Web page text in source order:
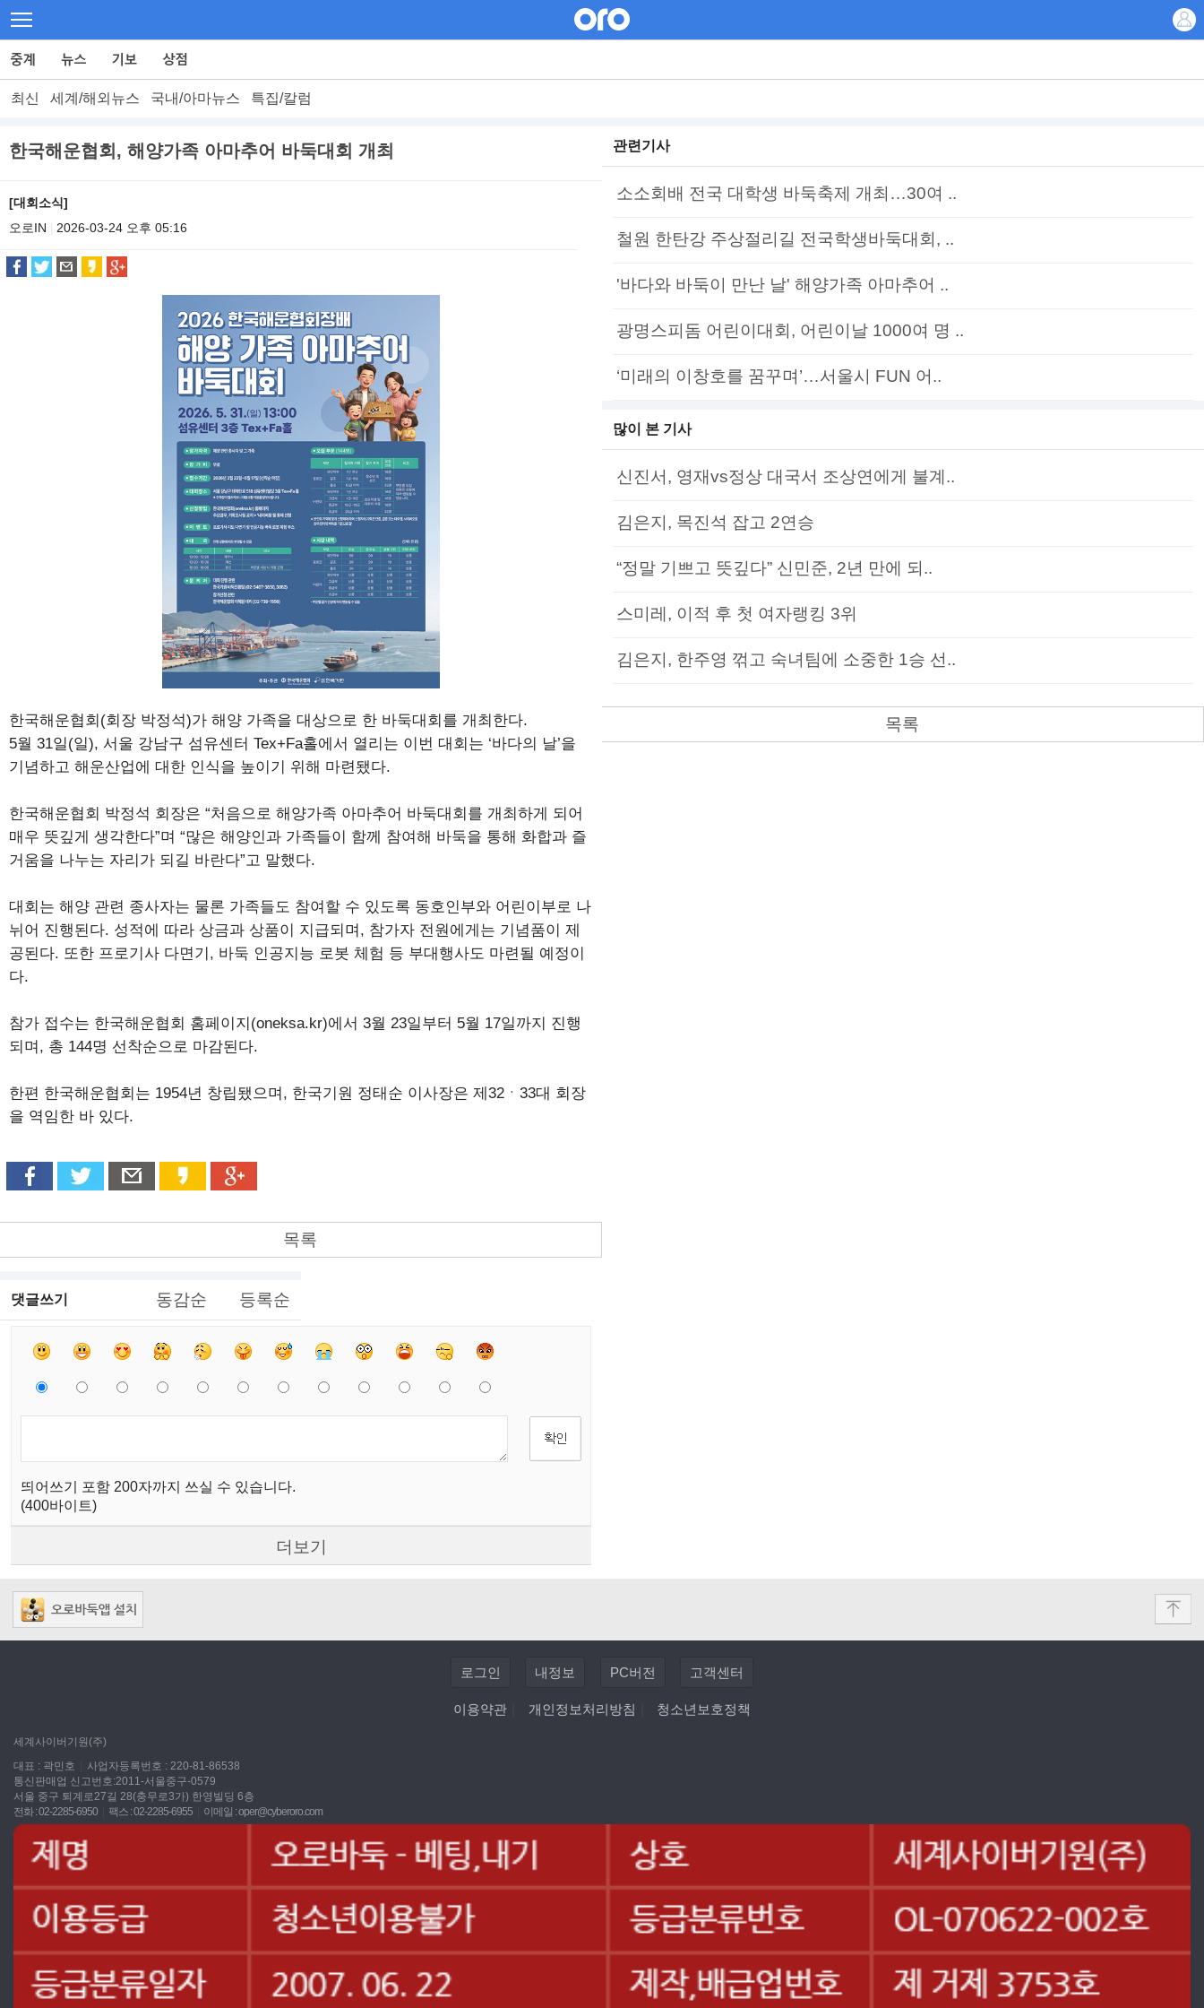
최신 세계/해외뉴스 국내/아마뉴스 특집/칼럼
한국해운협회, 해양가족 아마추어 바둑대회 개최
[대회소식]
오로IN
2026-03-24 오후 05:16
한국해운협회(회장 박정석)가 해양 가족을 대상으로 한 바둑대회를 개최한다.
5월 31일(일), 서울 강남구 섬유센터 Tex+Fa홀에서 열리는 이번 대회는 ‘바다의 날’을
기념하고 해운산업에 대한 인식을 높이기 위해 마련됐다.
한국해운협회 박정석 회장은 “처음으로 해양가족 아마추어 바둑대회를 개최하게 되어
매우 뜻깊게 생각한다”며 “많은 해양인과 가족들이 함께 참여해 바둑을 통해 화합과 즐
거움을 나누는 자리가 되길 바란다”고 말했다.
대회는 해양 관련 종사자는 물론 가족들도 참여할 수 있도록 동호인부와 어린이부로 나
뉘어 진행된다. 성적에 따라 상금과 상품이 지급되며, 참가자 전원에게는 기념품이 제
공된다. 또한 프로기사 다면기, 바둑 인공지능 로봇 체험 등 부대행사도 마련될 예정이
다.
참가 접수는 한국해운협회 홈페이지(oneksa.kr)에서 3월 23일부터 5월 17일까지 진행
되며, 총 144명 선착순으로 마감된다.
한편 한국해운협회는 1954년 창립됐으며, 한국기원 정태순 이사장은 제32ㆍ33대 회장
을 역임한 바 있다.
목록
댓글쓰기 동감순 등록순
띄어쓰기 포함 200자까지 쓰실 수 있습니다.
(400바이트)
더보기
관련기사
소소회배 전국 대학생 바둑축제 개최…30여 ..
철원 한탄강 주상절리길 전국학생바둑대회, ..
'바다와 바둑이 만난 날' 해양가족 아마추어 ..
광명스피돔 어린이대회, 어린이날 1000여 명 ..
‘미래의 이창호를 꿈꾸며’…서울시 FUN 어..
많이 본 기사
신진서, 영재vs정상 대국서 조상연에게 불계..
김은지, 목진석 잡고 2연승
“정말 기쁘고 뜻깊다” 신민준, 2년 만에 되..
스미레, 이적 후 첫 여자랭킹 3위
김은지, 한주영 꺾고 숙녀팀에 소중한 1승 선..
목록
로그인 내정보 PC버전 고객센터
이용약관 개인정보처리방침 청소년보호정책
세계사이버기원(주)
대표 : 곽민호
사업자등록번호 : 220-81-86538
통신판매업 신고번호:2011-서울중구-0579
서울 중구 퇴계로27길 28(충무로3가) 한영빌딩 6층
전화 : 02-2285-6950
팩스 : 02-2285-6955 이메일 :oper@cyberoro.com